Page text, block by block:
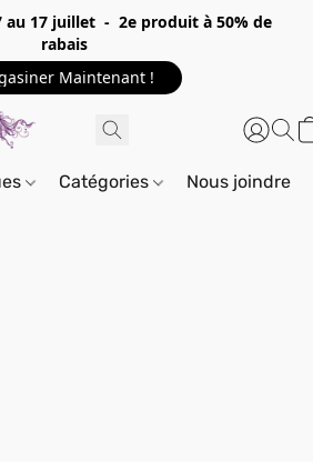
au 17 juillet - 2e produit à 50% de
rabais
Maintenant !
Catégories Nous joindre